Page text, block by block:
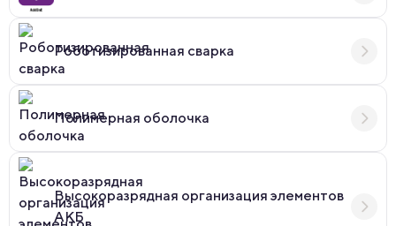
Роботизированная сварка
Полимерная оболочка
Высокоразрядная организация элементов
АКБ